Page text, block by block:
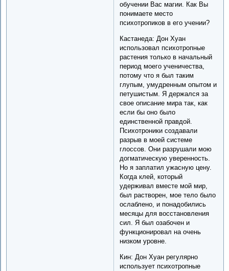
обучении Вас магии. Как Вы
понимаете место
психотропиков в его учении?
Кастанеда: Дон Хуан
использовал психотропные
растения только в начальный
период моего ученичества,
потому что я был таким
глупым, умудренным опытом и
петушистым. Я держался за
свое описание мира так, как
если бы оно было
единственной правдой.
Психотроники создавали
разрыв в моей системе
глоссов. Они разрушали мою
догматическую уверенность.
Но я заплатил ужасную цену.
Когда клей, который
удерживал вместе мой мир,
был растворен, мое тело было
ослаблено, и понадобились
месяцы для восстановления
сил. Я был озабочен и
функционировал на очень
низком уровне.
Кин: Дон Хуан регулярно
использует психотропные